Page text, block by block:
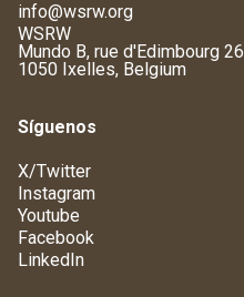
info@wsrw.org
WSRW
Mundo B, rue d'Edimbourg 26
1050 Ixelles, Belgium
Síguenos
X/Twitter
Instagram
Youtube
Facebook
LinkedIn